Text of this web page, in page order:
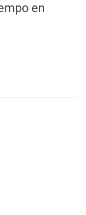
en